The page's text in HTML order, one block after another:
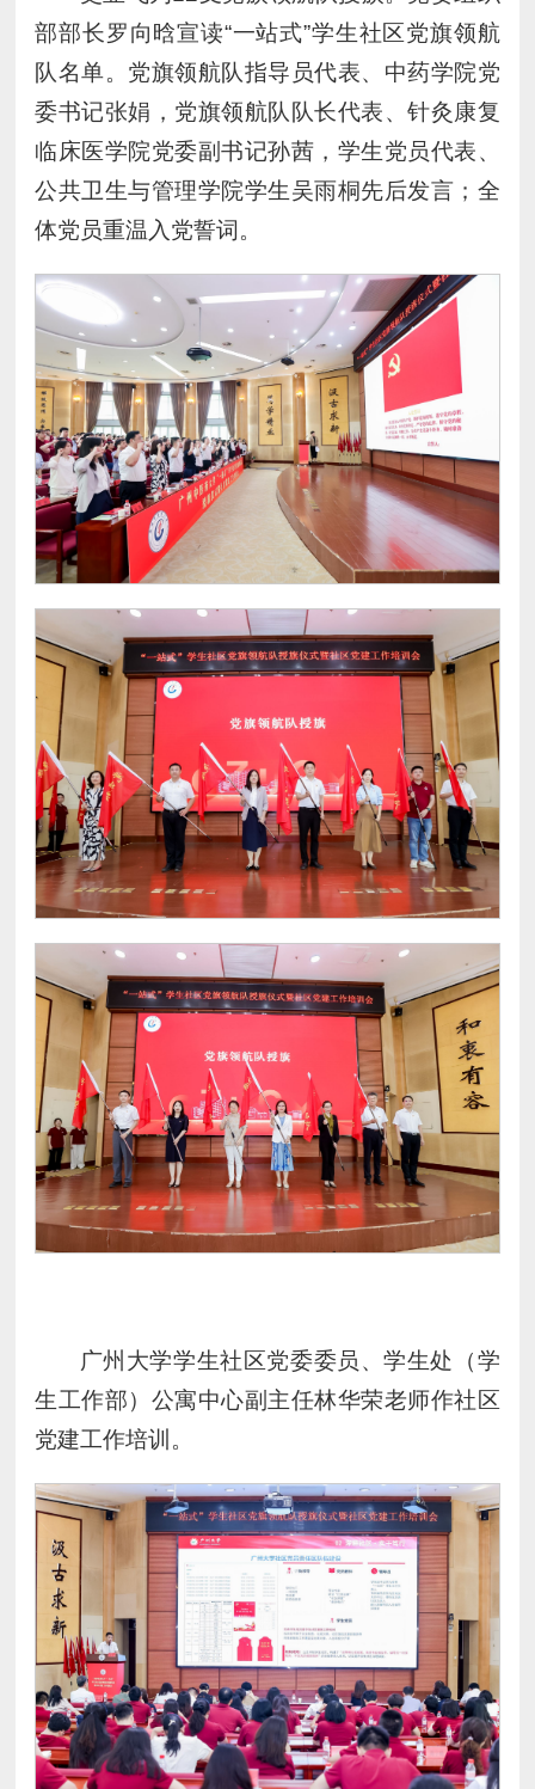
部部长罗向晗宣读“一站式”学生社区党旗领航
队名单。党旗领航队指导员代表、中药学院党
委书记张娟，党旗领航队队长代表、针灸康复
临床医学院党委副书记孙茜，学生党员代表、
公共卫生与管理学院学生吴雨桐先后发言；全
体党员重温入党誓词。
广州大学学生社区党委委员、学生处（学
生工作部）公寓中心副主任林华荣老师作社区
党建工作培训。